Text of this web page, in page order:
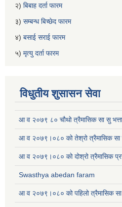
२) बिबाह दर्ता फारम
३) सम्बन्ध बिच्छेद फारम
४) बसाई सराई फारम
५) मृत्यु दर्ता फारम
विधुतीय शुसासन सेवा
आ व २०७९ ८० चौथो त्रैमासिक सा सु
आ व २०७९।०८० को तेश्रो त्रैमासिक सा
आ व २०७९।०८० को दोश्रो त्रैमासिक
Swasthya abedan faram
आ व २०७९।०८० को पहिलो त्रैमासिक सा